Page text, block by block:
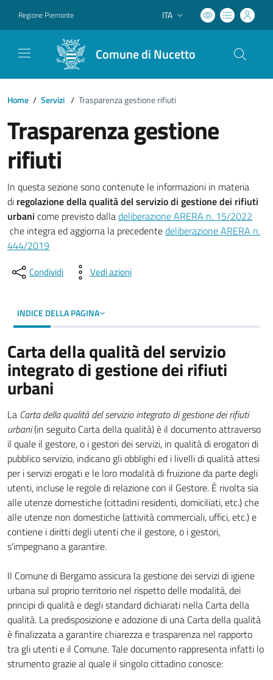
Regione Piemonte Lingua attiva:
ITA
Comune di Nucetto
Home / Servizi / Trasparenza gestione rifiuti
Trasparenza gestione
rifiuti
In questa sezione sono contenute le informazioni in materia
di regolazione della qualità del servizio di gestione dei rifiuti
urbani come previsto dalladeliberazione ARERA n. 15/2022
(apre il link in una nuova scheda)
che integra ed aggiorna la precedentedeliberazione ARERA n.
444/2019
Condividi Vedi azioni
INDICE DELLA PAGINA
Carta della qualità del servizio
integrato di gestione dei rifiuti
urbani
La Carta della qualità del servizio integrato di gestione dei rifiuti
urbani(in seguito Carta della qualità) è il documento attraverso
il quale il gestore, o i gestori dei servizi, in qualità di erogatori di
pubblico servizio, indicano gli obblighi ed i livelli di qualità attesi
per i servizi erogati e le loro modalità di fruizione da parte degli
utenti, incluse le regole di relazione con il Gestore. È rivolta sia
alle utenze domestiche (cittadini residenti, domiciliati, etc.) che
alle utenze non domestiche (attività commerciali, uffici, etc.) e
contiene i diritti degli utenti che il gestore, o i gestori,
s'impegnano a garantire.
Il Comune di Bergamo assicura la gestione dei servizi di igiene
urbana sul proprio territorio nel rispetto delle modalità, dei
principi di qualità e degli standard dichiarati nella Carta della
qualità. La predisposizione e adozione di una Carta della qualità
è finalizzata a garantire chiarezza e trasparenza nel rapporto
tra gli utenti e il Comune. Tale documento rappresenta infatti lo
strumento grazie al quale il singolo cittadino conosce: